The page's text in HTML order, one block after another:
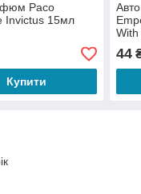
Paco
Invictus 15мл
Купити
With
44